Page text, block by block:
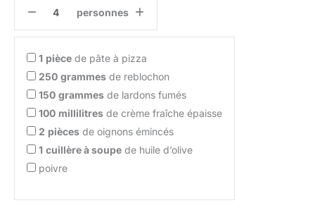
personnes
1 pièce de pâte à pizza
250 grammes de reblochon
150 grammes de lardons fumés
100 millilitres de crème fraîche épaisse
2 pièces de oignons émincés
1 cuillère à soupe de huile d’olive
poivre